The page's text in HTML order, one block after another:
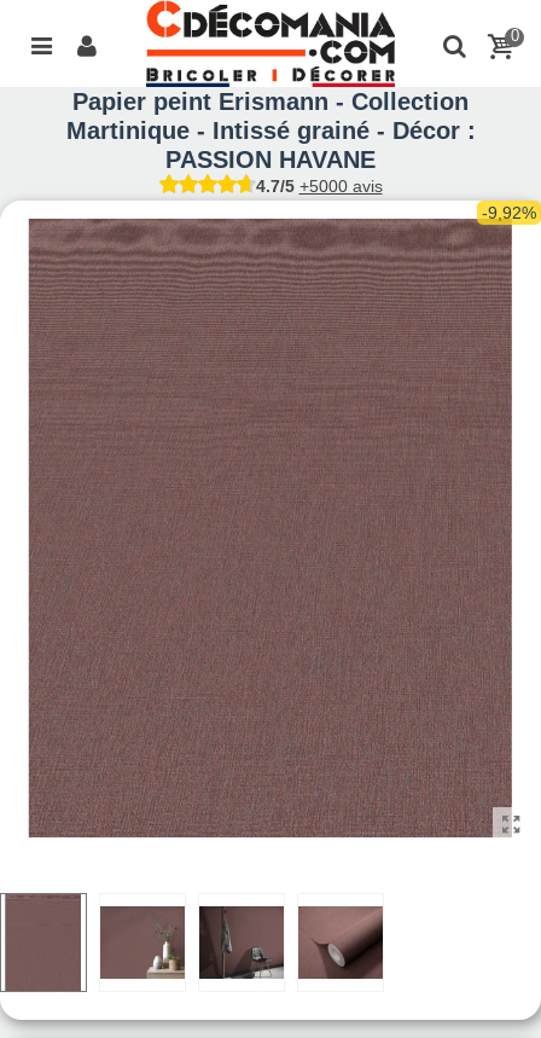
0
Papier peint Erismann - Collection
Martinique - Intissé grainé - Décor :
PASSION HAVANE
4.7/5 +5000 avis
-9,92%